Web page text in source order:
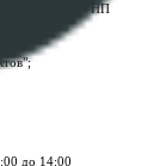
, УНП
до 14:00